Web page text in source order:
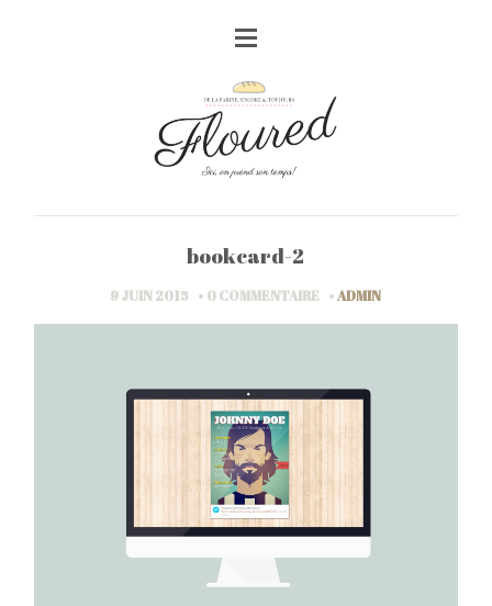
bookcard-2
9 JUIN 2015 0 COMMENTAIRE ADMIN